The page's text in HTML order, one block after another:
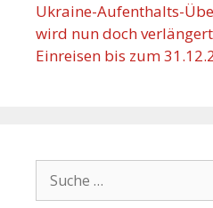
Ukraine-Aufenthalts-
wird nun doch
Einreisen bis zum